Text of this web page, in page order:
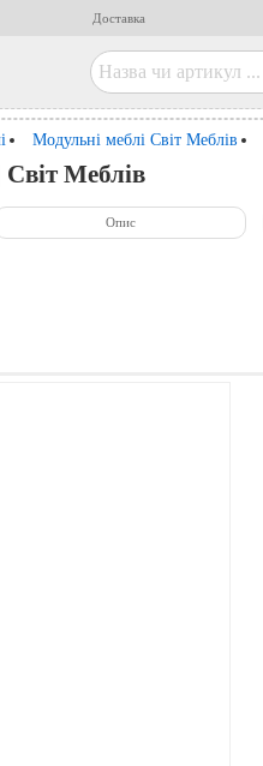
Доставка
Модульні меблі Світ Меблів
Меблів
Опис